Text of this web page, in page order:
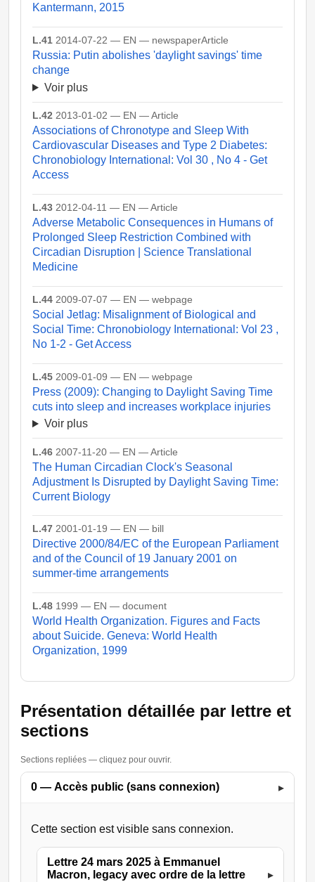
Kantermann, 2015
L.41 2014-07-22 — EN — newspaperArticle
Russia: Putin abolishes 'daylight savings' time
change
Voir plus
L.42 2013-01-02 — EN — Article
Associations of Chronotype and Sleep With
Cardiovascular Diseases and Type 2 Diabetes:
Chronobiology International: Vol 30 , No 4 - Get
Access
L.43 2012-04-11 — EN — Article
Adverse Metabolic Consequences in Humans of
Prolonged Sleep Restriction Combined with
Circadian Disruption | Science Translational
Medicine
L.44 2009-07-07 — EN — webpage
Social Jetlag: Misalignment of Biological and
Social Time: Chronobiology International: Vol 23 ,
No 1-2 - Get Access
L.45 2009-01-09 — EN — webpage
Press (2009): Changing to Daylight Saving Time
cuts into sleep and increases workplace injuries
Voir plus
L.46 2007-11-20 — EN — Article
The Human Circadian Clock's Seasonal
Adjustment Is Disrupted by Daylight Saving Time:
Current Biology
L.47 2001-01-19 — EN — bill
Directive 2000/84/EC of the European Parliament
and of the Council of 19 January 2001 on
summer-time arrangements
L.48 1999 — EN — document
World Health Organization. Figures and Facts
about Suicide. Geneva: World Health
Organization, 1999
Présentation détaillée par lettre et
sections
Sections repliées — cliquez pour ouvrir.
0 — Accès public (sans connexion) ▸
Cette section est visible sans connexion.
Lettre 24 mars 2025 à Emmanuel
Macron, legacy avec ordre de la lettre
▸